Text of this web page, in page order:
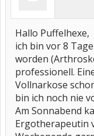
Hallo Puffelhexe,
ich bin vor 8
worden
professionell.
Vollnarkose
bin ich noch nie
Am Sonnabend
Ergotherapeutin